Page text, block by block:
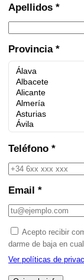
Apellidos *
Provincia *
Teléfono *
Email *
Acepto recibir
darme de baja en
Ver políticas de